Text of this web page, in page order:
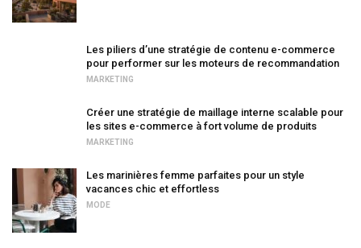
Les piliers d’une stratégie de contenu e-commerce
pour performer sur les moteurs de recommandation
MARKETING
Créer une stratégie de maillage interne scalable pour
les sites e-commerce à fort volume de produits
MARKETING
Les marinières femme parfaites pour un style
vacances chic et effortless
MODE